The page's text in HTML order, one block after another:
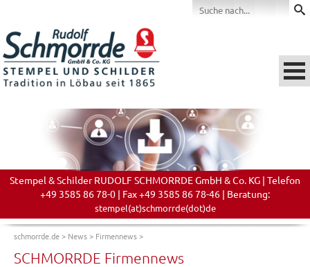
Stempel & Schilder RUDOLF SCHMORRDE GmbH & Co. KG | Telefon
+49 3585 86 78-0 | Fax +49 3585 86 78-46 | Beratung:
stempel(at)schmorrde(dot)de
schmorrde.de> News> Firmennews>
SCHMORRDE Firmennews